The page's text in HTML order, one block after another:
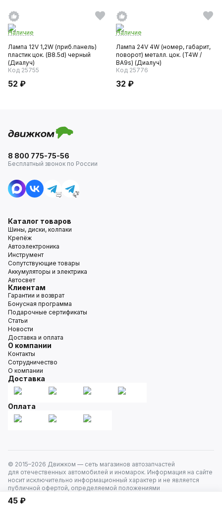
Наличие
Лампа 12V 1,2W (приб.панель)
пластик цок. (B8.5d) черный
(Диалуч)
Код 25755
52 ₽
Наличие
Лампа 24V 4W (номер, габарит,
поворот) металл. цок. (T4W /
BA9s) (Диалуч)
Код 25776
32 ₽
45 ₽
8 800 775-75-56
Бесплатный звонок по России
Каталог товаров
Шины, диски, колпаки
Крепёж
Автоэлектроника
Инструмент
Сопутствующие товары
Аккумуляторы и электрика
Автосвет
Клиентам
Гарантии и возврат
Бонусная программа
Подарочные сертификаты
Статьи
Новости
Доставка и оплата
О компании
Контакты
Сотрудничество
О компании
Доставка
Оплата
© 2015–2026 Движком — сеть магазинов автозапчастей
для отечественных автомобилей и иномарок. Информация на сайте
носит исключительно информационный характер и не является
публичной офертой, определяемой положениями